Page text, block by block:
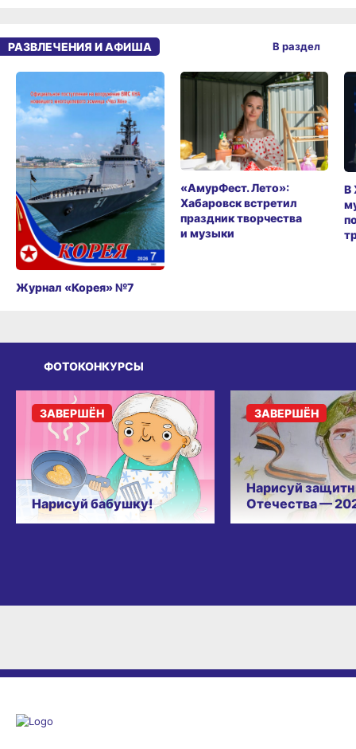
РАЗВЛЕЧЕНИЯ И АФИША
Журнал «Корея» №7
«АмурФест. Лето»:
Хабаровск встретил
праздник творчества
и музыки
В
В раздел
ФОТОКОНКУРСЫ
Нарисуй бабушку!
ЗАВЕРШЁН
Нарисуй
Отечества —
ЗАВЕРШЁН